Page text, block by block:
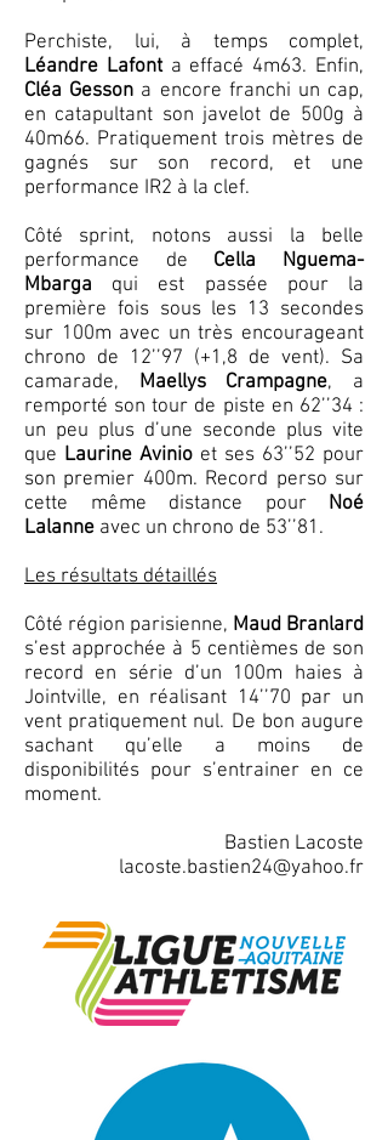
Perchiste, lui, à temps complet,
Léandre Lafonta effacé 4m63. Enfin,
Cléa Gesson a encore franchi un cap,
en catapultant son javelot de 500g à
40m66. Pratiquement trois mètres de
gagnés sur son record, et une
performance IR2 à la clef.
Côté sprint, notons aussi la belle
performance de Cella Nguema-
Mbarga qui est passée pour la
première fois sous les 13 secondes
sur 100m avec un très encourageant
chrono de 12’’97 (+1,8 de vent). Sa
camarade, Maellys Crampagne, a
remporté son tour de piste en 62’’34 :
un peu plus d’une seconde plus vite
que Laurine Avinio et ses 63’’52 pour
son premier 400m. Record perso sur
cette même distance pour Noé
Lalanne avec un chrono de 53’’81.
Les résultats détaillés
Côté région parisienne, Maud Branlard
s’est approchée à 5 centièmes de son
record en série d’un 100m haies à
Jointville, en réalisant 14’’70 par un
vent pratiquement nul. De bon augure
sachant qu’elle a moins de
disponibilités pour s’entrainer en ce
moment.
Bastien Lacoste
lacoste.bastien24@yahoo.fr